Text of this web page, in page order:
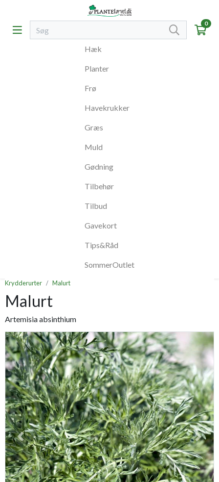
0
Hæk
Planter
Frø
Havekrukker
Græs
Muld
Gødning
Tilbehør
Tilbud
Gavekort
Tips&Råd
SommerOutlet
Krydderurter Malurt
Malurt
Artemisia absinthium
Previous Next